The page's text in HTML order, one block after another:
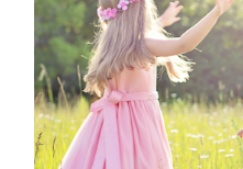
voor verbinding met
eigen bubbel te kijken en
ik de inkijkjes in het leven van
geloof en het gewone, soms